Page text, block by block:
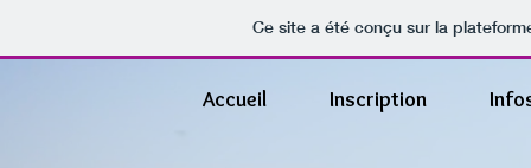
Ce site a été conçu sur la
Accueil Inscription